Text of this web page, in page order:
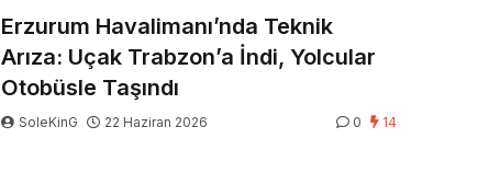
Erzurum Havalimanı’nda Teknik
Arıza: Uçak Trabzon’a İndi, Yolcular
Otobüsle Taşındı
SoleKinG 22 Haziran 2026 0 14